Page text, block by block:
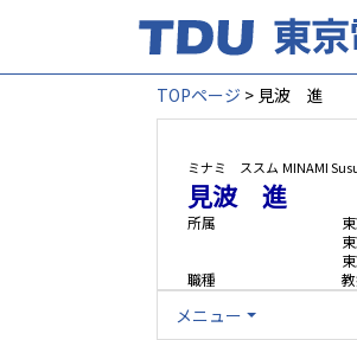
TOPページ > 見波 進
ミナミ ススム MINAMI
見波 進
所属
職種
メニュー